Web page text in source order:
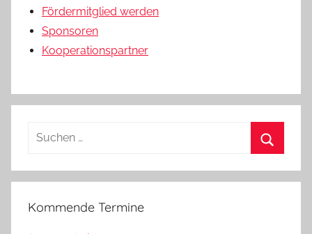
Fördermitglied werden
Sponsoren
Kooperationspartner
Suchen
Kommende Termine